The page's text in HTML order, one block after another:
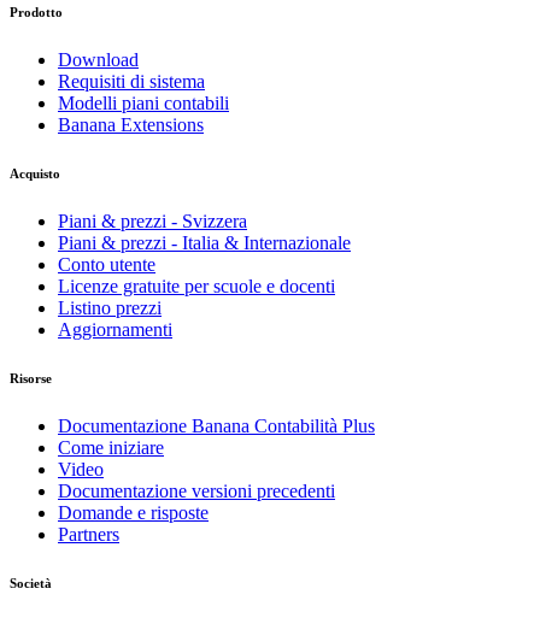
Prodotto
Download
Requisiti di sistema
Modelli piani contabili
Banana Extensions
Acquisto
Piani & prezzi - Svizzera
Piani & prezzi - Italia & Internazionale
Conto utente
Licenze gratuite per scuole e docenti
Listino prezzi
Aggiornamenti
Risorse
Documentazione Banana Contabilità Plus
Come iniziare
Video
Documentazione versioni precedenti
Domande e risposte
Partners
Società